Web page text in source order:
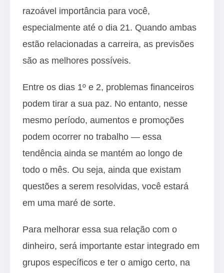
razoável importância para você,
especialmente até o dia 21. Quando ambas
estão relacionadas a carreira, as previsões
são as melhores possíveis.
Entre os dias 1º e 2, problemas financeiros
podem tirar a sua paz. No entanto, nesse
mesmo período, aumentos e promoções
podem ocorrer no trabalho — essa
tendência ainda se mantém ao longo de
todo o mês. Ou seja, ainda que existam
questões a serem resolvidas, você estará
em uma maré de sorte.
Para melhorar essa sua relação com o
dinheiro, será importante estar integrado em
grupos específicos e ter o amigo certo, na